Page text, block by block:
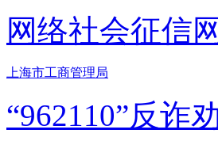
网络社会征信网
上海市工商管理局
“962110”反诈